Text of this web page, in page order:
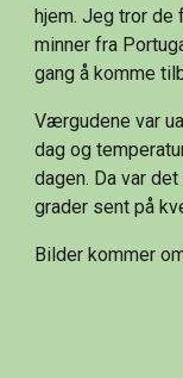
hjem. Jeg tror de
minner fra
gang å komme
Værgudene var
dag og
dagen. Da var
grader sent på
Bilder kommer